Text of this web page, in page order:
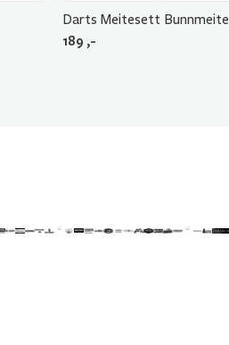
Darts Meitesett Bunnmeite
189 ,-